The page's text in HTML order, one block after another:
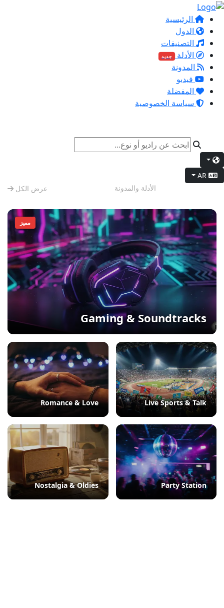
الرئيسية
الدول
التصنيفات
الأدلة
جديد
المدونة
فيديو
المفضلة
سياسة الخصوصية
الأدلة والمدونة عرض الكل
مميز
Gaming & Soundtracks
Live Sports & Talk
Romance & Love
Party Station
Nostalgia & Oldies